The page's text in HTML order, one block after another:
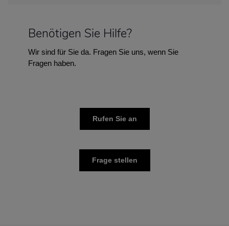
Benötigen Sie Hilfe?
Wir sind für Sie da. Fragen Sie uns, wenn Sie
Fragen haben.
Rufen Sie an
Frage stellen